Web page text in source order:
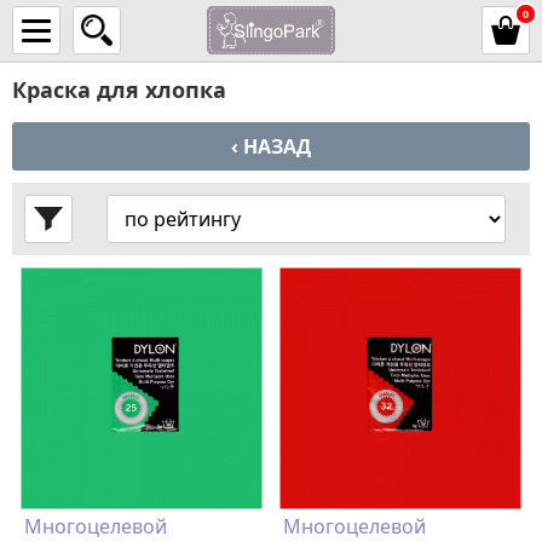
0
Краска для хлопка
‹ НАЗАД
Многоцелевой
Многоцелевой